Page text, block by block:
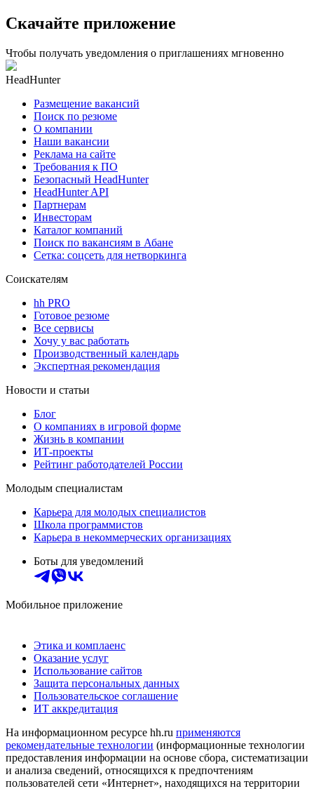
Скачайте приложение
Чтобы получать уведомления о приглашениях мгновенно
HeadHunter
Размещение вакансий
Поиск по резюме
О компании
Наши вакансии
Реклама на сайте
Требования к ПО
Безопасный HeadHunter
HeadHunter API
Партнерам
Инвесторам
Каталог компаний
Поиск по вакансиям в Абане
Сетка: соцсеть для нетворкинга
Соискателям
hh PRO
Готовое резюме
Все сервисы
Хочу у вас работать
Производственный календарь
Экспертная рекомендация
Новости и статьи
Блог
О компаниях в игровой форме
Жизнь в компании
ИТ-проекты
Рейтинг работодателей России
Молодым специалистам
Карьера для молодых специалистов
Школа программистов
Карьера в некоммерческих организациях
Боты для уведомлений
Мобильное приложение
Этика и комплаенс
Оказание услуг
Использование сайтов
Защита персональных данных
Пользовательское соглашение
ИТ аккредитация
На информационном ресурсе hh.ru применяются
рекомендательные технологии (информационные технологии
предоставления информации на основе сбора, систематизации
и анализа сведений, относящихся к предпочтениям
пользователей сети «Интернет», находящихся на территории